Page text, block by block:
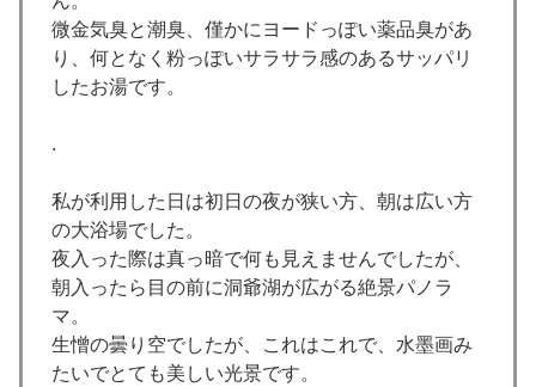
微金気臭と潮臭、僅かにヨードっぽい薬品臭があ
り、何となく粉っぽいサラサラ感のあるサッパリ
したお湯です。
.
私が利用した日は初日の夜が狭い方、朝は広い方
の大浴場でした。
夜入った際は真っ暗で何も見えませんでしたが、
朝入ったら目の前に洞爺湖が広がる絶景パノラ
マ。
生憎の曇り空でしたが、これはこれで、水墨画み
たいでとても美しい光景です。